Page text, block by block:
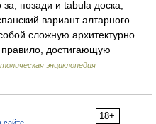
позади и tabula доска,
вариант алтарного
сложную архитектурно
достигающую
энциклопедия
18+